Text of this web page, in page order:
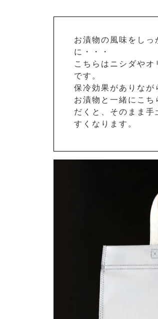
お漬物の風味をし
に・・・
こちらはニシダや
です。
保冷効果がありなが
お漬物と一緒にこち
だくと、そのまま
すくなります。